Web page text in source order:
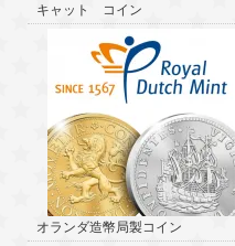
キャット コイン
オランダ造幣局製コイン